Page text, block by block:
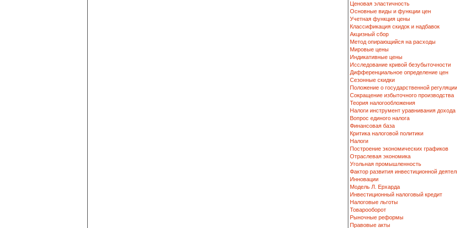
Ценовая эластичность
Основные виды и функции цен
Учетная функция цены
Классификация скидок и надбавок
Акцизный сбор
Метод опирающийся на расходы
Мировые цены
Индикативные цены
Исследование кривой безубыточности
Дифференциальное определение цен
Сезонные скидки
Положение о государственной регуляции
Сокращение избыточного производства
Теория налогообложения
Налоги инструмент уравнивания дохода
Вопрос единого налога
Финансовая база
Критика налоговой политики
Налоги
Построение экономических графиков
Отраслевая экономика
Угольная промышленность
Фактор развития инвестиционной
Инновации
Модель Л. Ерхарда
Инвестиционный налоговый кредит
Налоговые льготы
Товарооборот
Рыночные реформы
Правовые акты